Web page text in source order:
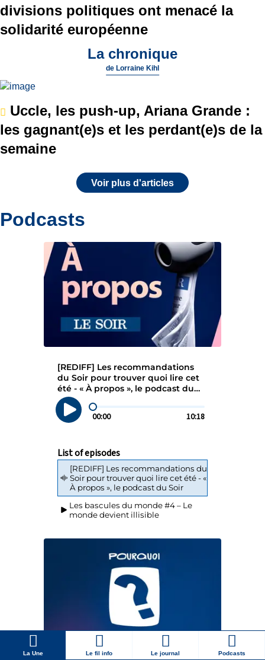
La Une Le fil info Le journal Podcasts
divisions politiques ont menacé la
solidarité européenne
La chronique
de Lorraine Kihl
Uccle, les push-up, Ariana Grande :
les gagnant(e)s et les perdant(e)s de la
semaine
Voir plus d'articles
Podcasts